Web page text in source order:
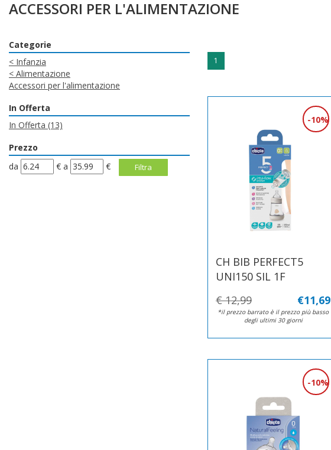
ACCESSORI PER L'ALIMENTAZIONE
Categorie
< Infanzia
< Alimentazione
Accessori per l'alimentazione
In Offerta
In Offerta (13)
Prezzo
filtra
da € filtra
a €
1
CH BIB PERFECT5
UNI150 SIL 1F
10%
€ 12,99 €11,69
*il prezzo barrato è il prezzo più basso
degli ultimi 30 giorni
10%